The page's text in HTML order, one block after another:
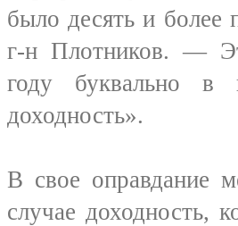
было десять и
г-н Плотников. —
году буквально
доходность».
В свое оправдание
случае доходность,